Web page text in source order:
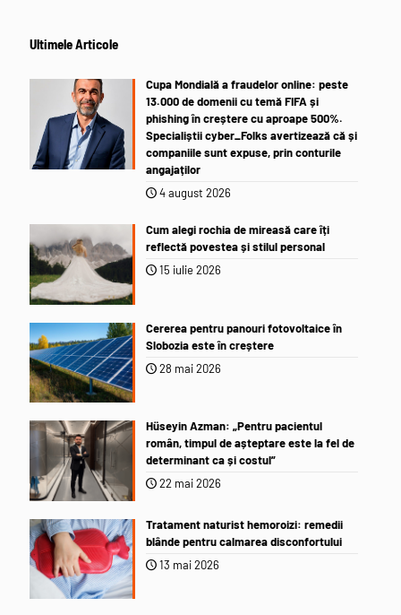
Ultimele Articole
Cupa Mondială a fraudelor online: peste
13.000 de domenii cu temă FIFA și
phishing în creștere cu aproape 500%.
Specialiștii cyber_Folks avertizează că și
companiile sunt expuse, prin conturile
angajaților
4 august 2026
Cum alegi rochia de mireasă care îți
reflectă povestea și stilul personal
15 iulie 2026
Cererea pentru panouri fotovoltaice în
Slobozia este în creștere
28 mai 2026
Hüseyin Azman: „Pentru pacientul
român, timpul de așteptare este la fel de
determinant ca și costul”
22 mai 2026
Tratament naturist hemoroizi: remedii
blânde pentru calmarea disconfortului
13 mai 2026